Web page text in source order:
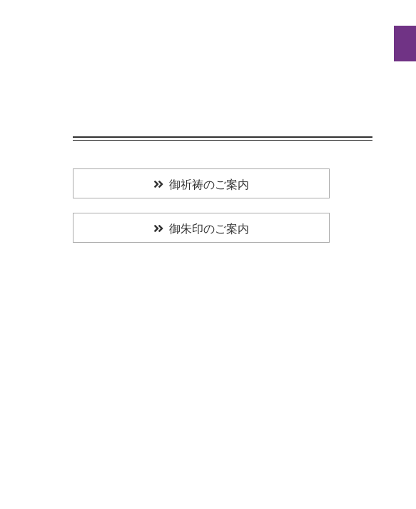
御祈祷のご案内
御朱印のご案内